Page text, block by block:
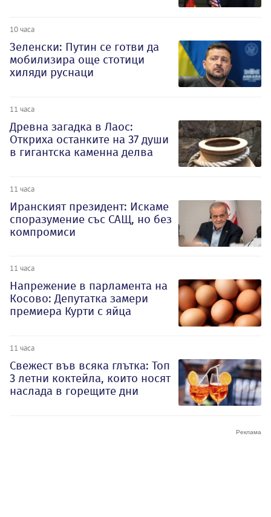
10 часа
Зеленски: Путин се готви да
мобилизира още стотици
хиляди руснаци
11 часа
Древна загадка в Лаос:
Откриха останките на 37 души
в гигантска каменна делва
11 часа
Иранският президент: Искаме
споразумение със САЩ, но без
компромиси
11 часа
Напрежение в парламента на
Косово: Депутатка замери
премиера Курти с яйца
11 часа
Свежест във всяка глътка: Топ
3 летни коктейла, които носят
наслада в горещите дни